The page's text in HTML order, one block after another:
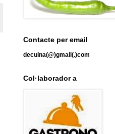
Contacte per email
decuina(@)gmail(.)com
Col·laborador a